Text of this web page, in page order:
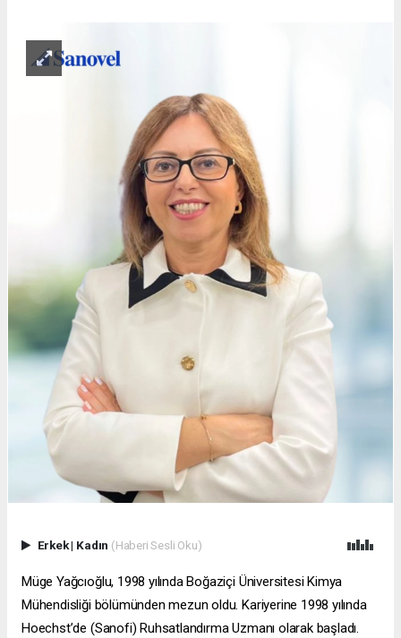
Erkek| Kadın (Haberi Sesli Oku)
Müge Yağcıoğlu, 1998 yılında Boğaziçi Üniversitesi Kimya
Mühendisliği bölümünden mezun oldu. Kariyerine 1998 yılında
Hoechst’de (Sanofi) Ruhsatlandırma Uzmanı olarak başladı.